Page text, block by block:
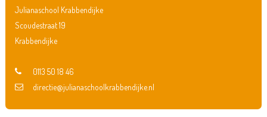
Julianaschool Krabbendijke
Scoudestraat 19
Krabbendijke
0113 50 18 46
directie@julianaschoolkrabbendijke.nl